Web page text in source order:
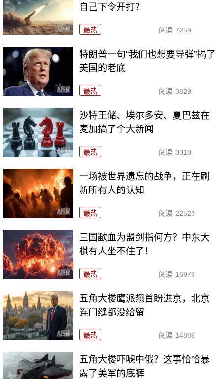
自己下令开打？
最热 阅读 7259
特朗普一句“我们也想要导弹”揭了
美国的老底
最热 阅读 3829
沙特王储、埃尔多安、夏巴兹在
麦加搞了个大新闻
最热 阅读 3018
一场被世界遗忘的战争，正在刷
新所有人的认知
最热 阅读 22523
三国歃血为盟剑指何方？中东大
棋有人坐不住了！
最热 阅读 16979
五角大楼鹰派翘首盼进京，北京
连门缝都没给留
最热 阅读 14889
五角大楼吓唬中俄？这事恰恰暴
露了美军的底裤